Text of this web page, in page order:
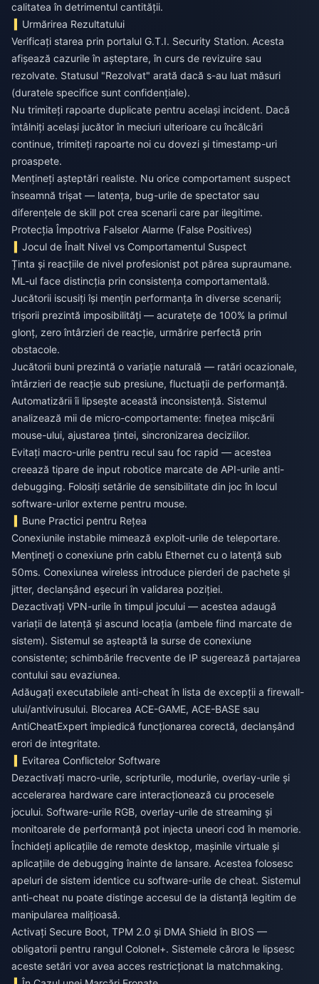
calitatea în detrimentul cantității.
Urmărirea Rezultatului
Verificați starea prin portalul G.T.I. Security Station. Acesta
afișează cazurile în așteptare, în curs de revizuire sau
rezolvate. Statusul "Rezolvat" arată dacă s-au luat măsuri
(duratele specifice sunt confidențiale).
Nu trimiteți rapoarte duplicate pentru același incident. Dacă
întâlniți același jucător în meciuri ulterioare cu încălcări
continue, trimiteți rapoarte noi cu dovezi și timestamp-uri
proaspete.
Mențineți așteptări realiste. Nu orice comportament suspect
înseamnă trișat — latența, bug-urile de spectator sau
diferențele de skill pot crea scenarii care par ilegitime.
Protecția Împotriva Falselor Alarme (False Positives)
Jocul de Înalt Nivel vs Comportamentul Suspect
Ținta și reacțiile de nivel profesionist pot părea supraumane.
ML-ul face distincția prin consistența comportamentală.
Jucătorii iscusiți își mențin performanța în diverse scenarii;
trișorii prezintă imposibilități — acuratețe de 100% la primul
glonț, zero întârzieri de reacție, urmărire perfectă prin
obstacole.
Jucătorii buni prezintă o variație naturală — ratări ocazionale,
întârzieri de reacție sub presiune, fluctuații de performanță.
Automatizării îi lipsește această inconsistență. Sistemul
analizează mii de micro-comportamente: finețea mișcării
mouse-ului, ajustarea țintei, sincronizarea deciziilor.
Evitați macro-urile pentru recul sau foc rapid — acestea
creează tipare de input robotice marcate de API-urile anti-
debugging. Folosiți setările de sensibilitate din joc în locul
software-urilor externe pentru mouse.
Bune Practici pentru Rețea
Conexiunile instabile mimează exploit-urile de teleportare.
Mențineți o conexiune prin cablu Ethernet cu o latență sub
50ms. Conexiunea wireless introduce pierderi de pachete și
jitter, declanșând eșecuri în validarea poziției.
Dezactivați VPN-urile în timpul jocului — acestea adaugă
variații de latență și ascund locația (ambele fiind marcate de
sistem). Sistemul se așteaptă la surse de conexiune
consistente; schimbările frecvente de IP sugerează partajarea
contului sau evaziunea.
Adăugați executabilele anti-cheat în lista de excepții a firewall-
ului/antivirusului. Blocarea ACE-GAME, ACE-BASE sau
AntiCheatExpert împiedică funcționarea corectă, declanșând
erori de integritate.
Evitarea Conflictelor Software
Dezactivați macro-urile, scripturile, modurile, overlay-urile și
accelerarea hardware care interacționează cu procesele
jocului. Software-urile RGB, overlay-urile de streaming și
monitoarele de performanță pot injecta uneori cod în memorie.
Închideți aplicațiile de remote desktop, mașinile virtuale și
aplicațiile de debugging înainte de lansare. Acestea folosesc
apeluri de sistem identice cu software-urile de cheat. Sistemul
anti-cheat nu poate distinge accesul de la distanță legitim de
manipularea malițioasă.
Activați Secure Boot, TPM 2.0 și DMA Shield în BIOS —
obligatorii pentru rangul Colonel+. Sistemele cărora le lipsesc
aceste setări vor avea acces restricționat la matchmaking.